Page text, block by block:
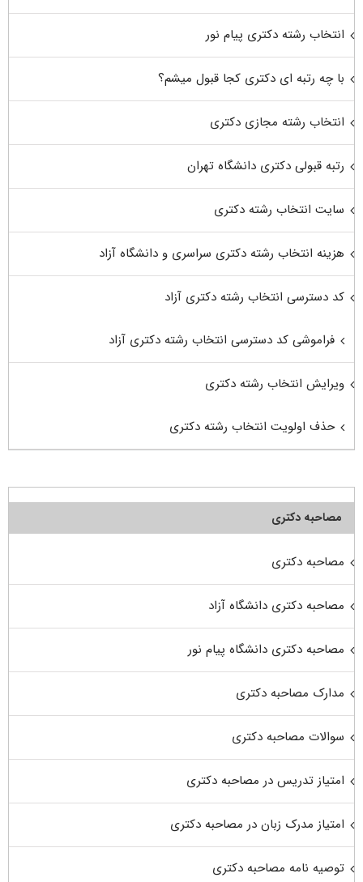
انتخاب رشته دکتری پیام نور
با چه رتبه ای دکتری کجا قبول میشم؟
انتخاب رشته مجازی دکتری
رتبه قبولی دکتری دانشگاه تهران
سایت انتخاب رشته دکتری
هزینه انتخاب رشته دکتری سراسری و دانشگاه آزاد
کد دسترسی انتخاب رشته دکتری آزاد
فراموشی کد دسترسی انتخاب رشته دکتری آزاد
ویرایش انتخاب رشته دکتری
حذف اولویت انتخاب رشته دکتری
مصاحبه دکتری
مصاحبه دکتری
مصاحبه دکتری دانشگاه آزاد
مصاحبه دکتری دانشگاه پیام نور
مدارک مصاحبه دکتری
سوالات مصاحبه دکتری
امتیاز تدریس در مصاحبه دکتری
امتیاز مدرک زبان در مصاحبه دکتری
توصیه نامه مصاحبه دکتری